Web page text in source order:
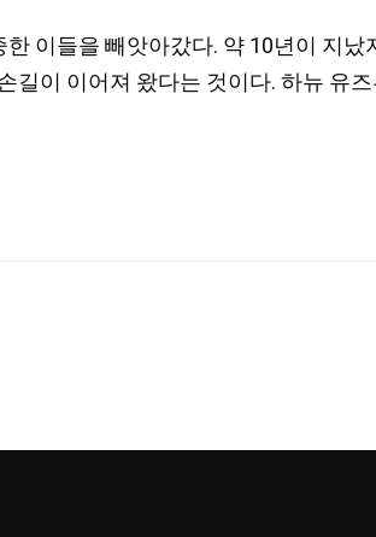
이들을 빼앗아갔다. 약 10년이 지났
이 이어져 왔다는 것이다. 하뉴 유